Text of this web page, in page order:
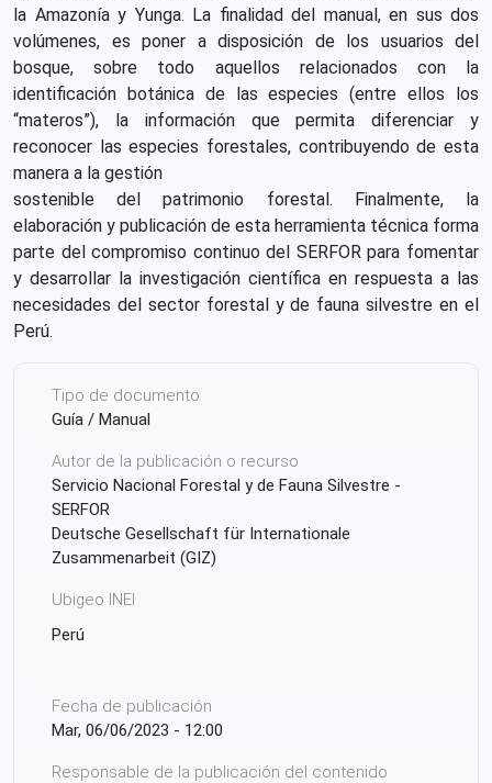
la Amazonía y Yunga. La finalidad del manual, en sus dos
volúmenes, es poner a disposición de los usuarios del
bosque, sobre todo aquellos relacionados con la
identificación botánica de las especies (entre ellos los
“materos”), la información que permita diferenciar y
reconocer las especies forestales, contribuyendo de esta
manera a la gestión
sostenible del patrimonio forestal. Finalmente, la
elaboración y publicación de esta herramienta técnica forma
parte del compromiso continuo del SERFOR para fomentar
y desarrollar la investigación científica en respuesta a las
necesidades del sector forestal y de fauna silvestre en el
Perú.
Tipo de documento
Guía / Manual
Autor de la publicación o recurso
Servicio Nacional Forestal y de Fauna Silvestre -
SERFOR
Deutsche Gesellschaft für Internationale
Zusammenarbeit (GIZ)
Ubigeo INEI
Perú
Fecha de publicación
Mar, 06/06/2023 - 12:00
Responsable de la publicación del contenido